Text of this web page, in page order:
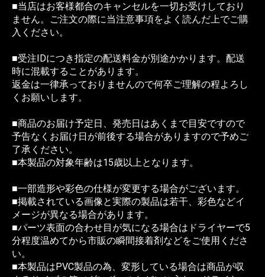
■当店はお客様都合のキャンセルを一切お受けしており
ません。ご注文の際に当注意事項をよく読んだ上でご購
入ください。
■受注IDにつき指定の配送料金が別途かかります。配送
時に混載することがあります。
返金は一律承っておりませんので何卒ご理解の程よろし
くお願いします。
■商品のお届け予定日、発売日はあくまで目安ですので
予告なくお届け日が前後する場合がありますので予めご
了承ください。
■本製品の対象年齢は15歳以上となります。
■一部造形や彩色の仕様が変更する場合がございます。
■掲載されている画像と実際の製品は若干、彩色などイ
メージが異なる場合があります。
■パーツ表面の合わせ目が気になる場合はドライヤーで5
分程度温めてから市販の瞬間接着剤などをご使用くださ
い。
■本製品はPVC製品の為、変形している場合は商品が収